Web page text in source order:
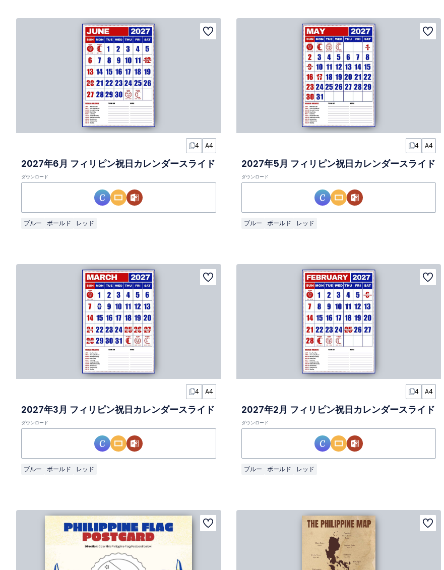
4 A4
2027年6月 フィリピン祝日カレンダースライド
ダウンロード
ブルー ボールド レッド
4 A4
2027年5月 フィリピン祝日カレンダースライド
ダウンロード
ブルー ボールド レッド
4 A4
2027年3月 フィリピン祝日カレンダースライド
ダウンロード
ブルー ボールド レッド
4 A4
2027年2月 フィリピン祝日カレンダースライド
ダウンロード
ブルー ボールド レッド